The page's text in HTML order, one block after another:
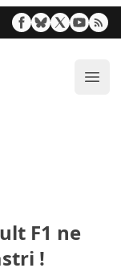
F1 ne
!